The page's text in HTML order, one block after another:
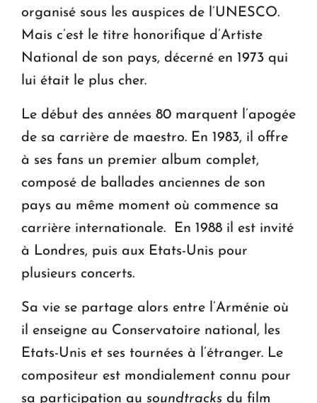
organisé sous les auspices de l’UNESCO.
Mais c’est le titre honorifique d’Artiste
National de son pays, décerné en 1973 qui
lui était le plus cher.
Le début des années 80 marquent l’apogée
de sa carrière de maestro. En 1983, il offre
à ses fans un premier album complet,
composé de ballades anciennes de son
pays au même moment où commence sa
carrière internationale. En 1988 il est invité
à Londres, puis aux Etats-Unis pour
plusieurs concerts.
Sa vie se partage alors entre l’Arménie où
il enseigne au Conservatoire national, les
Etats-Unis et ses tournées à l’étranger. Le
compositeur est mondialement connu pour
sa participation au soundtracks du film